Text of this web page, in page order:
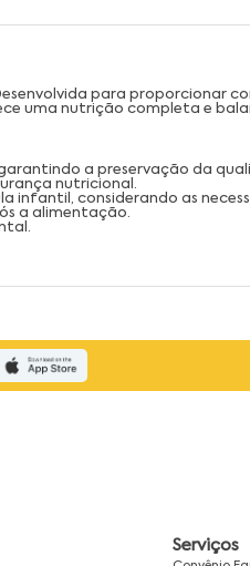
para proporcionar
uma nutrição completa e
a preservação da
nutricional.
considerando as
a alimentação.
Serviços